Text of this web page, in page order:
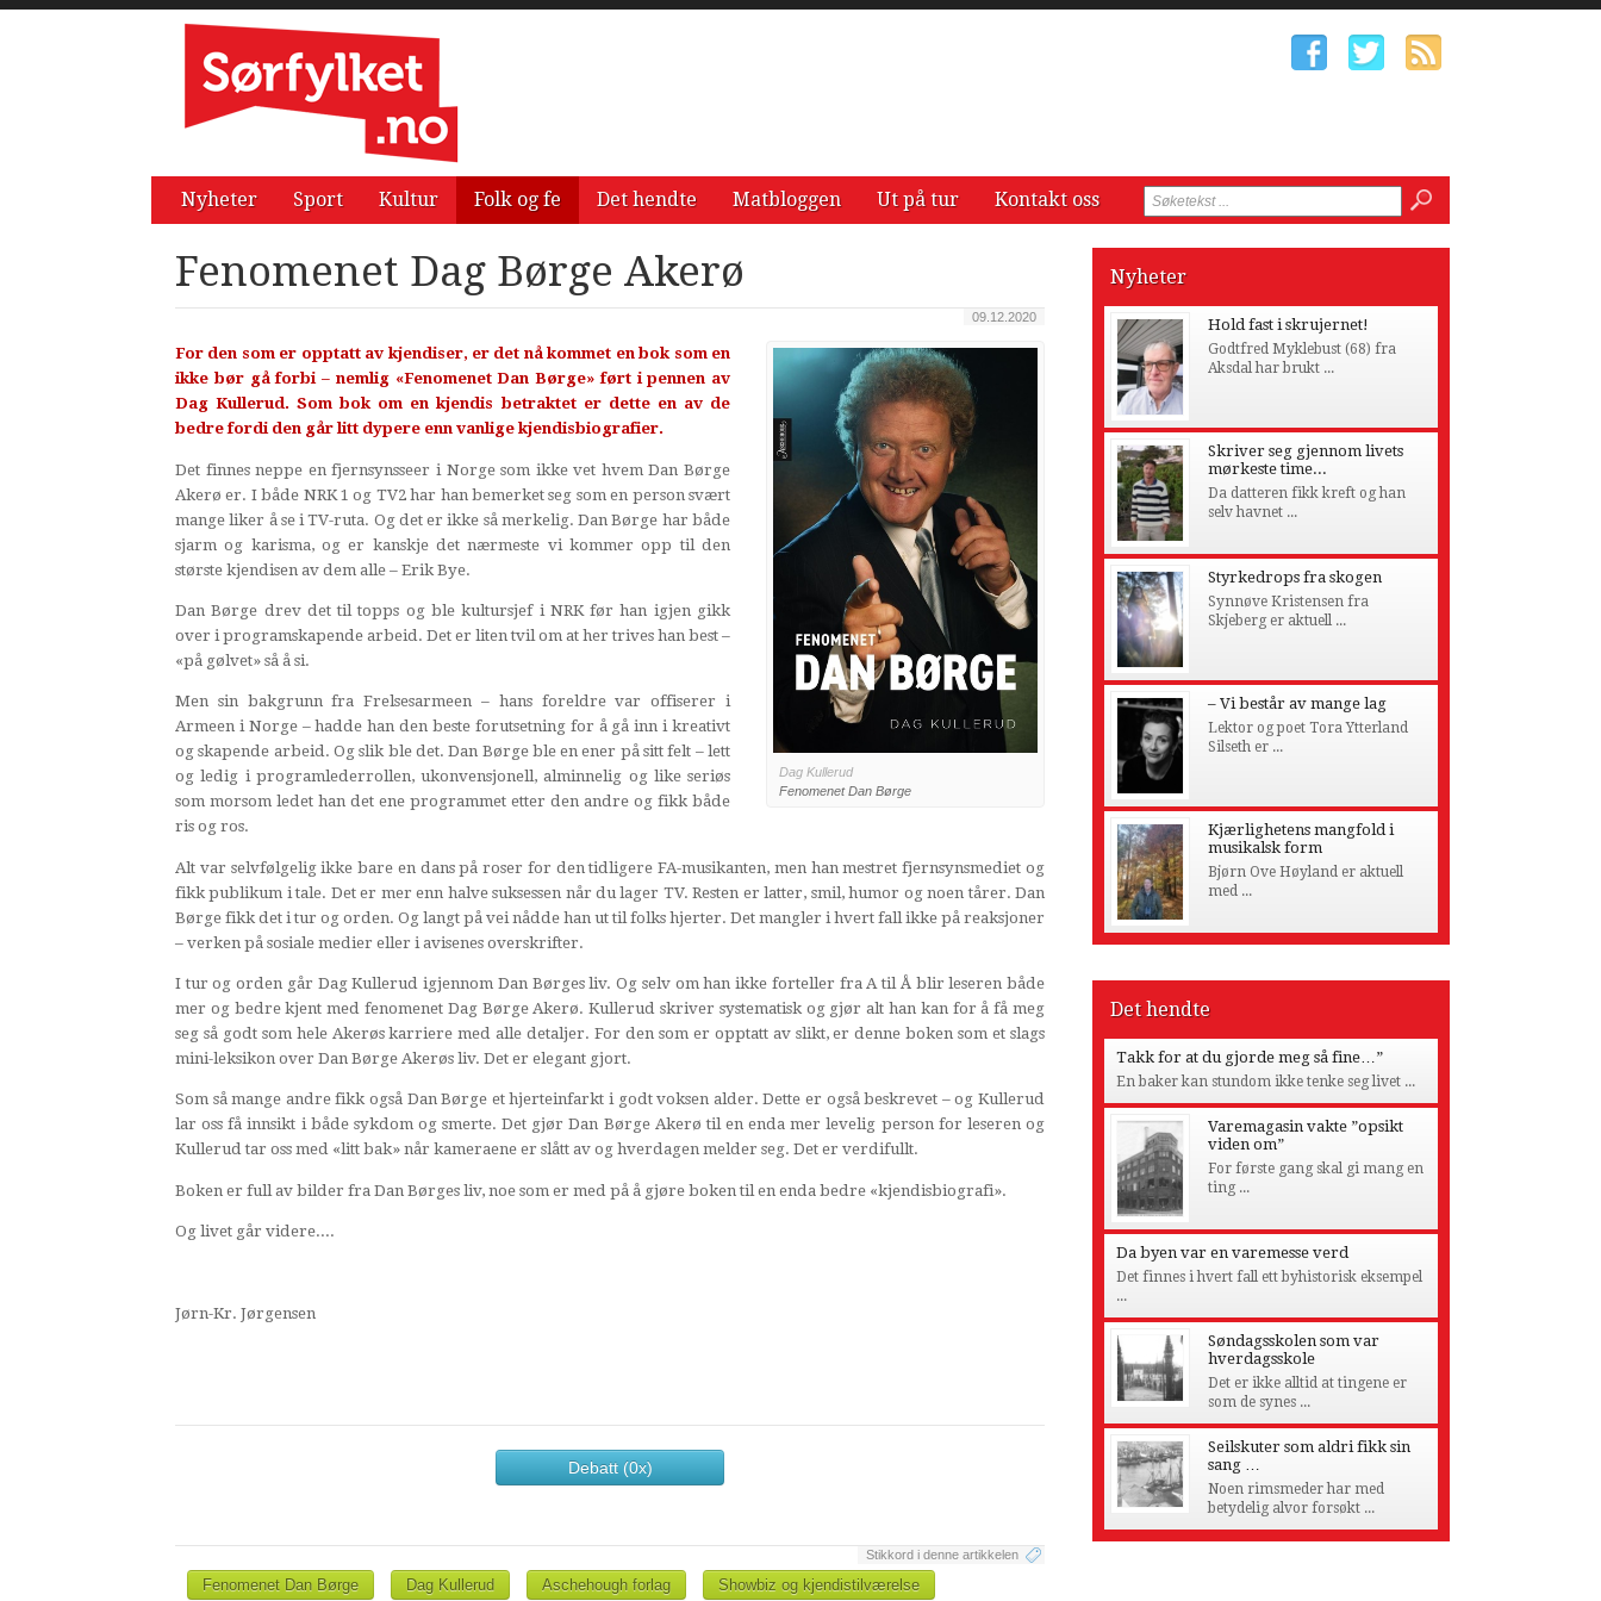
Nyheter Sport Kultur Folk og fe Det hendte Matbloggen Ut på tur Kontakt oss
Fenomenet Dag Børge Akerø
09.12.2020
Dag Kullerud
Fenomenet Dan Børge
For den som er opptatt av kjendiser, er det nå kommet en bok som en
ikke bør gå forbi – nemlig «Fenomenet Dan Børge» ført i pennen av
Dag Kullerud. Som bok om en kjendis betraktet er dette en av de
bedre fordi den går litt dypere enn vanlige kjendisbiografier.
Det finnes neppe en fjernsynsseer i Norge som ikke vet hvem Dan Børge
Akerø er. I både NRK 1 og TV2 har han bemerket seg som en person svært
mange liker å se i TV-ruta. Og det er ikke så merkelig. Dan Børge har både
sjarm og karisma, og er kanskje det nærmeste vi kommer opp til den
største kjendisen av dem alle – Erik Bye.
Dan Børge drev det til topps og ble kultursjef i NRK før han igjen gikk
over i programskapende arbeid. Det er liten tvil om at her trives han best –
«på gølvet» så å si.
Men sin bakgrunn fra Frelsesarmeen – hans foreldre var offiserer i
Armeen i Norge – hadde han den beste forutsetning for å gå inn i kreativt
og skapende arbeid. Og slik ble det. Dan Børge ble en ener på sitt felt – lett
og ledig i programlederrollen, ukonvensjonell, alminnelig og like seriøs
som morsom ledet han det ene programmet etter den andre og fikk både
ris og ros.
Alt var selvfølgelig ikke bare en dans på roser for den tidligere FA-musikanten, men han mestret fjernsynsmediet og
fikk publikum i tale. Det er mer enn halve suksessen når du lager TV. Resten er latter, smil, humor og noen tårer. Dan
Børge fikk det i tur og orden. Og langt på vei nådde han ut til folks hjerter. Det mangler i hvert fall ikke på reaksjoner
– verken på sosiale medier eller i avisenes overskrifter.
I tur og orden går Dag Kullerud igjennom Dan Børges liv. Og selv om han ikke forteller fra A til Å blir leseren både
mer og bedre kjent med fenomenet Dag Børge Akerø. Kullerud skriver systematisk og gjør alt han kan for å få meg
seg så godt som hele Akerøs karriere med alle detaljer. For den som er opptatt av slikt, er denne boken som et slags
mini-leksikon over Dan Børge Akerøs liv. Det er elegant gjort.
Som så mange andre fikk også Dan Børge et hjerteinfarkt i godt voksen alder. Dette er også beskrevet – og Kullerud
lar oss få innsikt i både sykdom og smerte. Det gjør Dan Børge Akerø til en enda mer levelig person for leseren og
Kullerud tar oss med «litt bak» når kameraene er slått av og hverdagen melder seg. Det er verdifullt.
Boken er full av bilder fra Dan Børges liv, noe som er med på å gjøre boken til en enda bedre «kjendisbiografi».
Og livet går videre....
Jørn-Kr. Jørgensen
Debatt (0x)
Stikkord i denne artikkelen
Fenomenet Dan Børge Dag Kullerud Aschehough forlag Showbiz og kjendistilværelse
Nyheter
Hold fast i skrujernet!
Godtfred Myklebust (68) fra
Aksdal har brukt ...
Skriver seg gjennom livets
mørkeste time...
Da datteren fikk kreft og han
selv havnet ...
Styrkedrops fra skogen
Synnøve Kristensen fra
Skjeberg er aktuell ...
– Vi består av mange lag
Lektor og poet Tora Ytterland
Silseth er ...
Kjærlighetens mangfold i
musikalsk form
Bjørn Ove Høyland er aktuell
med ...
Det hendte
Takk for at du gjorde meg så fine…”
En baker kan stundom ikke tenke seg livet ...
Varemagasin vakte ”opsikt
viden om”
For første gang skal gi mang en
ting ...
Da byen var en varemesse verd
Det finnes i hvert fall ett byhistorisk eksempel
...
Søndagsskolen som var
hverdagsskole
Det er ikke alltid at tingene er
som de synes ...
Seilskuter som aldri fikk sin
sang …
Noen rimsmeder har med
betydelig alvor forsøkt ...